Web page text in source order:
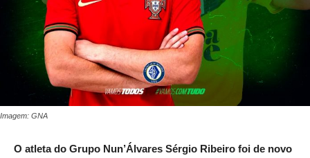
Imagem: GNA
O atleta do Grupo Nun’Álvares Sérgio Ribeiro foi de novo